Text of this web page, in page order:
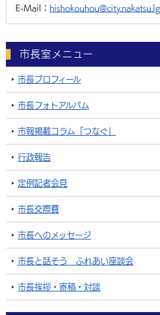
E-Mail：
市長室メニュー
市長プロフィール
市長フォトアルバム
市報掲載コラム「つなぐ」
行政報告
定例記者会見
市長交際費
市長へのメッセージ
市長と話そう ふれあい座談会
市長挨拶・寄稿・対談